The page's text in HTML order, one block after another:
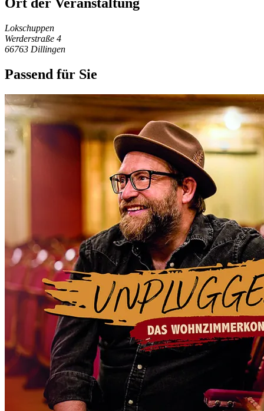
Lokschuppen
Werderstraße 4
66763 Dillingen
Passend für Sie